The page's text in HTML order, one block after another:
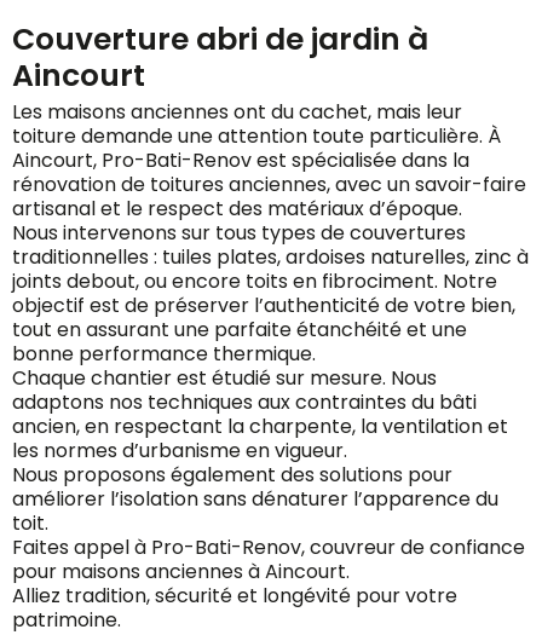
Couverture abri de jardin à
Aincourt
Les maisons anciennes ont du cachet, mais leur
toiture demande une attention toute particulière. À
Aincourt, Pro-Bati-Renov est spécialisée dans la
rénovation de toitures anciennes, avec un savoir-faire
artisanal et le respect des matériaux d’époque.
Nous intervenons sur tous types de couvertures
traditionnelles : tuiles plates, ardoises naturelles, zinc à
joints debout, ou encore toits en fibrociment. Notre
objectif est de préserver l’authenticité de votre bien,
tout en assurant une parfaite étanchéité et une
bonne performance thermique.
Chaque chantier est étudié sur mesure. Nous
adaptons nos techniques aux contraintes du bâti
ancien, en respectant la charpente, la ventilation et
les normes d’urbanisme en vigueur.
Nous proposons également des solutions pour
améliorer l’isolation sans dénaturer l’apparence du
toit.
Faites appel à Pro-Bati-Renov, couvreur de confiance
pour maisons anciennes à Aincourt.
Alliez tradition, sécurité et longévité pour votre
patrimoine.